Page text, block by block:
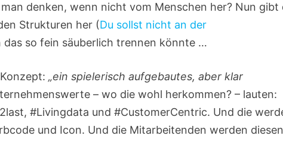
denken, wenn nicht vom Menschen her? Nun gibt
Strukturen her (Du sollst nicht an der
das so fein säuberlich trennen könnte …
Konzept:„ein spielerisch aufgebautes, aber klar
– wo die wohl herkommen? – lauten:
#Livingdata und #CustomerCentric. Und die
und Icon. Und die Mitarbeitenden werden diesen